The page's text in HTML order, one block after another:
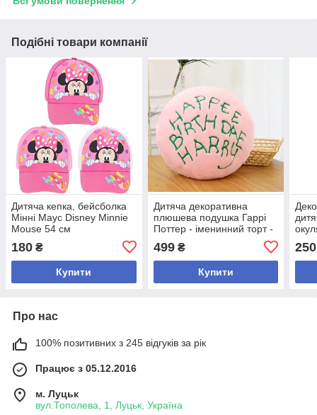
Подібні товари компанії
Дитяча кепка, бейсболка
Мінні Маус Disney Minnie
Mouse 54 см
180 ₴
Купити
Дитяча декоративна
плюшева подушка Гаррі
Поттер - іменинний торт -
499₴
Купити
250
Про нас
100% позитивних з 245 відгуків за рік
Працює з 05.12.2016
м. Луцьк
вул.Тополева, 1, Луцьк, Україна